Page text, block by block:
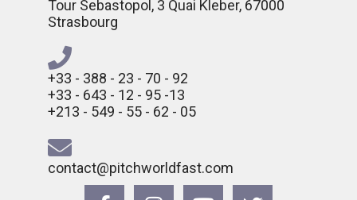
Tour Sebastopol, 3 Quai Kleber, 67000
Strasbourg
+33 - 388 - 23 - 70 - 92
+33 - 643 - 12 - 95 -13
+213 - 549 - 55 - 62 - 05
contact@pitchworldfast.com